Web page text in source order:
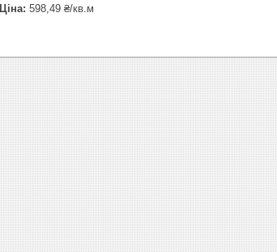
Ціна: 598,49 ₴/кв.м